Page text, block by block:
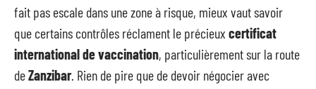
fait pas escale dans une zone à risque, mieux vaut savoir
que certains contrôles réclament le précieux certificat
international de vaccination, particulièrement sur la route
deZanzibar. Rien de pire que de devoir négocier avec